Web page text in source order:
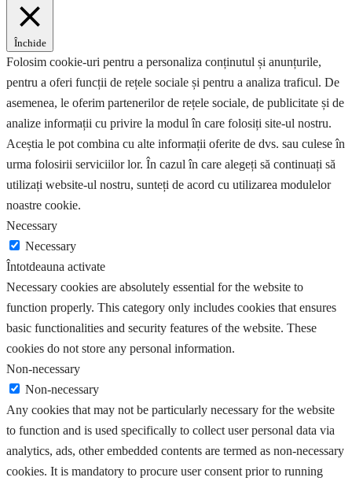
Închide
Folosim cookie-uri pentru a personaliza conținutul și anunțurile,
pentru a oferi funcții de rețele sociale și pentru a analiza traficul. De
asemenea, le oferim partenerilor de rețele sociale, de publicitate și de
analize informații cu privire la modul în care folosiți site-ul nostru.
Aceștia le pot combina cu alte informații oferite de dvs. sau culese în
urma folosirii serviciilor lor. În cazul în care alegeți să continuați să
utilizați website-ul nostru, sunteți de acord cu utilizarea modulelor
noastre cookie.
Necessary
Necessary
Întotdeauna activate
Necessary cookies are absolutely essential for the website to
function properly. This category only includes cookies that ensures
basic functionalities and security features of the website. These
cookies do not store any personal information.
Non-necessary
Non-necessary
Any cookies that may not be particularly necessary for the website
to function and is used specifically to collect user personal data via
analytics, ads, other embedded contents are termed as non-necessary
cookies. It is mandatory to procure user consent prior to running